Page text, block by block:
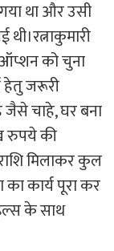
था और उसी
को चुना
हेतु जरूरी
जैसे चाहे, घर बना
रुपये की
मिलाकर कुल
कार्य पूरा कर
के साथ